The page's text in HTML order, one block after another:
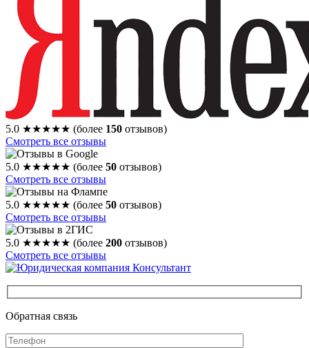
5.0 ★★★★★ (более 150 отзывов)
Смотреть все отзывы
5.0 ★★★★★ (более 50 отзывов)
Смотреть все отзывы
5.0 ★★★★★ (более 50 отзывов)
Смотреть все отзывы
5.0 ★★★★★ (более 200 отзывов)
Смотреть все отзывы
Обратная связь